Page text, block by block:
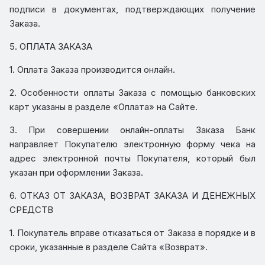
подписи в документах, подтверждающих получение
Заказа.
5. ОПЛАТА ЗАКАЗА
1. Оплата Заказа производится онлайн.
2. Особенности оплаты Заказа с помощью банковских
карт указаны в разделе «Оплата» на Сайте.
3. При совершении онлайн-оплаты Заказа Банк
направляет Покупателю электронную форму чека на
адрес электронной почты Покупателя, который был
указан при оформлении Заказа.
6. ОТКАЗ ОТ ЗАКАЗА, ВОЗВРАТ ЗАКАЗА И ДЕНЕЖНЫХ
СРЕДСТВ
1. Покупатель вправе отказаться от Заказа в порядке и в
сроки, указанные в разделе Сайта «Возврат».